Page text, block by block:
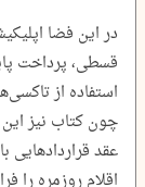
در این فضا
قسطی، پرداخت
استفاده از
چون کتاب نیز این
عقد
اقلام روزمره را